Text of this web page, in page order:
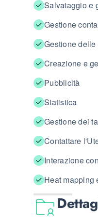
Salvataggio e
Gestione
Gestione
Creazione e
Pubblicità
Statistica
Gestione dei
Contattare
Interazione
Heat mapping